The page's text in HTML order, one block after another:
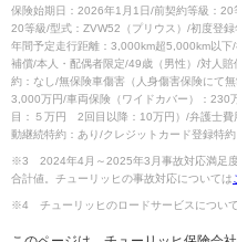
保険始期日：2026年1月1日/前契約等級：20
20等級/型式：ZVW52（プリウス）/初度登
年間予定走行距離：3,000km超5,000km以
補償/本人・配偶者限定/49歳（男性）/対人
約：なし/無保険車傷害（人身傷害保険にて
3,000万円/車両保険（ワイドカバー）：230
目：５万円 2回目以降：10万円）/弁護士費
動継続特約：あり/クレジットカード登録特
※3 2024年4月～2025年3月事故対応満足度
合計値。チューリッヒの事故対応については
※4 チューリッヒのロードサービスについ